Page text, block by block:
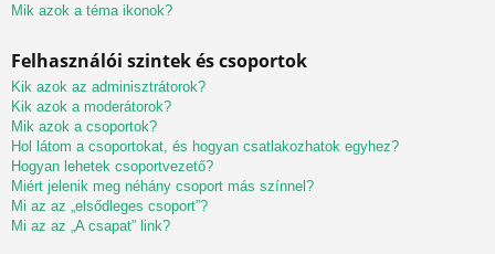
Mik azok a téma ikonok?
Felhasználói szintek és csoportok
Kik azok az adminisztrátorok?
Kik azok a moderátorok?
Mik azok a csoportok?
Hol látom a csoportokat, és hogyan csatlakozhatok egyhez?
Hogyan lehetek csoportvezető?
Miért jelenik meg néhány csoport más színnel?
Mi az az „elsődleges csoport”?
Mi az az „A csapat” link?